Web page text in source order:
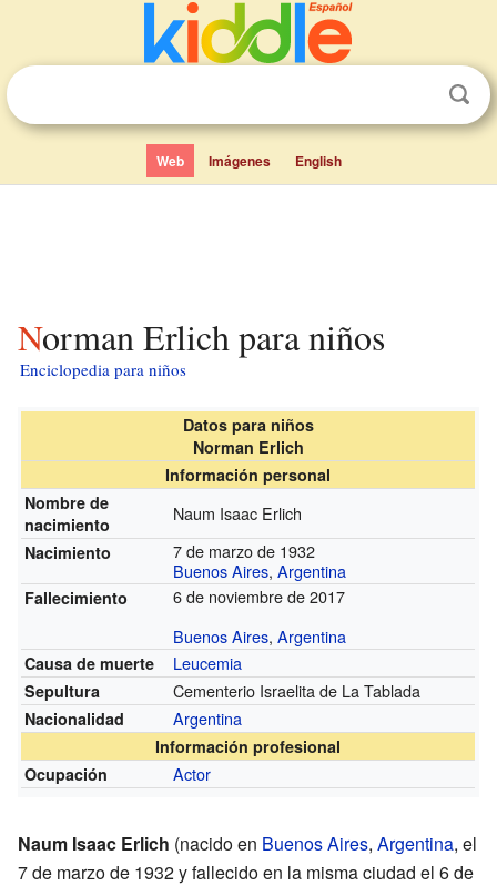
Web Imágenes English
Norman Erlich para niños
Enciclopedia para niños
Datos para niños
Norman Erlich
Información personal
Nombre de
nacimiento
Naum Isaac Erlich
Nacimiento
7 de marzo de 1932
Buenos Aires,Argentina
Fallecimiento
6 de noviembre de 2017
Buenos Aires,Argentina
Causa de muerte Leucemia
Sepultura Cementerio Israelita de La Tablada
Nacionalidad Argentina
Información profesional
Ocupación
Actor
Naum Isaac Erlich (nacido en Buenos Aires, Argentina, el
7 de marzo de 1932 y fallecido en la misma ciudad el 6 de